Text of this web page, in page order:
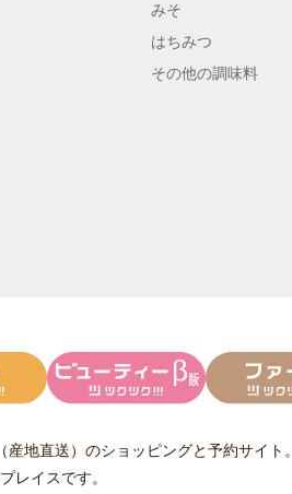
みそ
はちみつ
その他の調味料
地直送） のショッピングと予約サイト。
レイスです。